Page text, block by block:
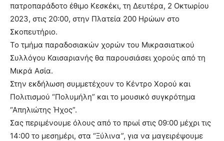
you
the
of
pain.
pornhun
hd
porn
πατροπαράδοτο έθιμο Κεσκέκι, τη Δευτέρα, 2 Οκτωρίου
2023, στις 20:00, στην Πλατεία 200 Ηρώων στο
Σκοπευτήριο.
Το τμήμα παραδοσιακών χορών του Μικρασιατικού
Συλλόγου Καισαριανής θα παρουσιάσει χορούς από τη
Μικρά Ασία.
Στην εκδήλωση συμμετέχουν το Κέντρο Χορού και
Πολιτισμού “Πολυμήλη” και το μουσικό συγκρότημα
“Απηλιώτης Ήχος”.
Σας περιμένουμε όλους από το πρωί στις 09:00 μέχρι τις
14:00 το μεσημέρι, στα “Ξύλινα”, για να μαγειρέψουμε